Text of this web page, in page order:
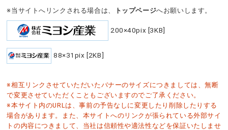
※当サイトへリンクされる場合は、 トップページへお願いします。
200×40pix [3KB]
88×31pix [2KB]
※相互リンクさせていただいたバナーのサイズにつきましては、無断
で変更させていただくこともございますのでご了承ください。
※本サイト内のURLは、事前の予告なしに変更したり削除したりする
場合があります。また、本サイトへのリンクが張られている外部サイ
トの内容につきまして、当社は信頼性や適法性などを保証いたしませ